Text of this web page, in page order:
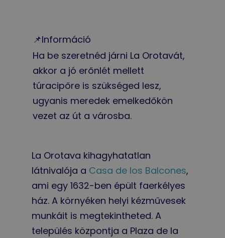
📌Információ
Ha be szeretnéd járni La Orotavát,
akkor a jó erőnlét mellett
túracipőre is szükséged lesz,
ugyanis meredek emelkedőkön
vezet az út a városba.
La Orotava kihagyhatatlan
látnivalója a Casa de los Balcones,
ami egy 1632-ben épült faerkélyes
ház. A környéken helyi kézművesek
munkáit is megtekintheted. A
település központja a Plaza de la